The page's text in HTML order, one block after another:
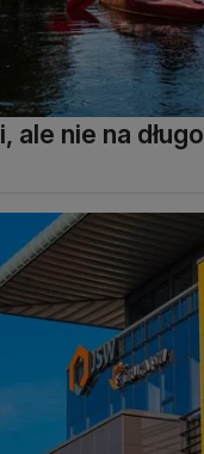
ale nie na długo